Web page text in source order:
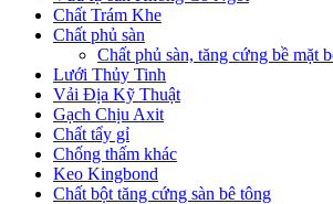
Chất Trám Khe
Chất phủ sàn
Chất phủ sàn, tăng cứng bề mặt
Lưới Thủy Tinh
Vải Địa Kỹ Thuật
Gạch Chịu Axit
Chất tẩy gỉ
Chống thấm khác
Keo Kingbond
Chất bột tăng cứng sàn bê tông